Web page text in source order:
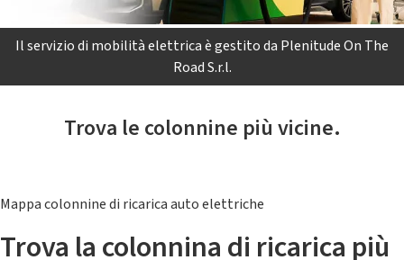
Il servizio di mobilità elettrica è gestito da Plenitude On The
Road S.r.l.
Trova le colonnine più vicine.
Mappa colonnine di ricarica auto elettriche
Trova la colonnina di ricarica più